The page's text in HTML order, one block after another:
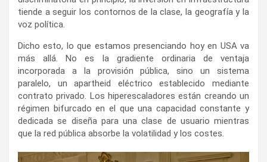
tiende a seguir los contornos de la clase, la geografía y la
voz política.
Dicho esto, lo que estamos presenciando hoy en USA va
más allá. No es la gradiente ordinaria de ventaja
incorporada a la provisión pública, sino un sistema
paralelo, un apartheid eléctrico establecido mediante
contrato privado. Los hiperescaladores están creando un
régimen bifurcado en el que una capacidad constante y
dedicada se diseña para una clase de usuario mientras
que la red pública absorbe la volatilidad y los costes.